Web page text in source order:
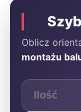
Oblicz
montażu